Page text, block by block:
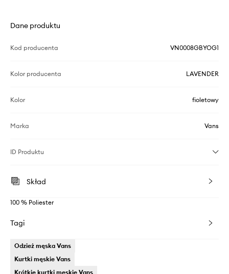
Dane produktu
Kod producenta VN0008GBYOG1
Kolor producenta LAVENDER
Kolor fioletowy
Marka Vans
ID Produktu
Skład
100 % Poliester
Tagi
Odzież męska Vans
Kurtki męskie Vans
Krótkie kurtki męskie Vans